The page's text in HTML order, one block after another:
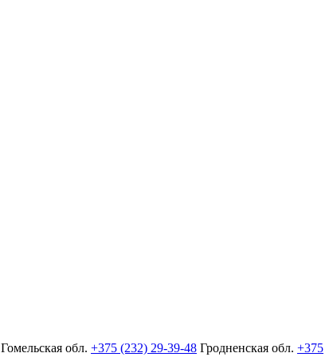
Гомельская обл. +375 (232) 29-39-48 Гродненская обл. +375